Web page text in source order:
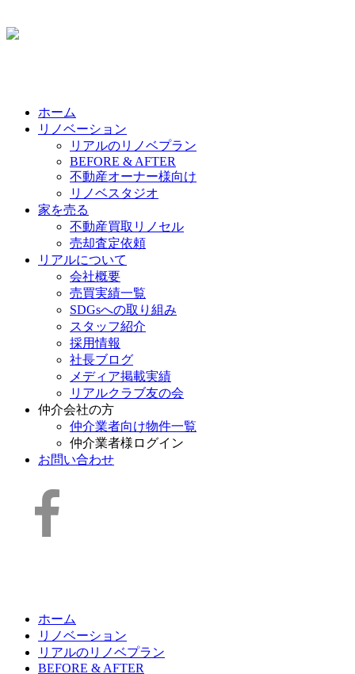
ホーム
リノベーション
リアルのリノベプラン
BEFORE & AFTER
不動産オーナー様向け
リノベスタジオ
家を売る
不動産買取リノセル
売却査定依頼
リアルについて
会社概要
売買実績一覧
SDGsへの取り組み
スタッフ紹介
採用情報
社長ブログ
メディア掲載実績
リアルクラブ友の会
仲介会社の方
仲介業者向け物件一覧
仲介業者様ログイン
お問い合わせ
ホーム
リノベーション
リアルのリノベプラン
BEFORE & AFTER